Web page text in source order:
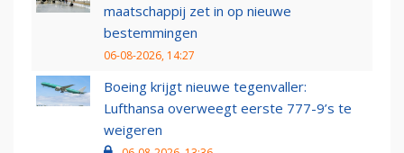
maatschappij zet in op nieuwe
bestemmingen
06-08-2026, 14:27
Boeing krijgt nieuwe tegenvaller:
Lufthansa overweegt eerste 777-9’s te
weigeren